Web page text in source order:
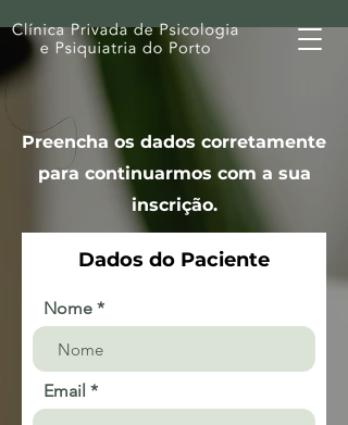
Preencha os dados corretamente
para continuarmos com a sua
inscrição.
Dados do Paciente
Nome
Email